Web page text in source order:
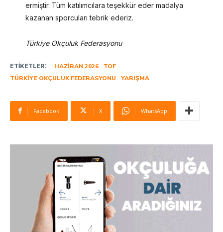
ermiştir. Tüm katılımcılara teşekkür eder madalya
kazanan sporcuları tebrik ederiz.
Türkiye Okçuluk Federasyonu
ETIKETLER: HAZIRAN 2026
TOF
TÜRKIYE OKÇULUK FEDERASYONU
YARIŞMA
Facebook X WhatsApp